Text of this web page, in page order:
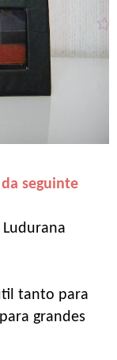
seguinte
tanto para
grandes